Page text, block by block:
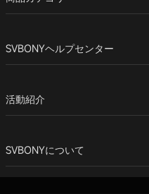
SVBONYヘルプセンター
活動紹介
SVBONYについて